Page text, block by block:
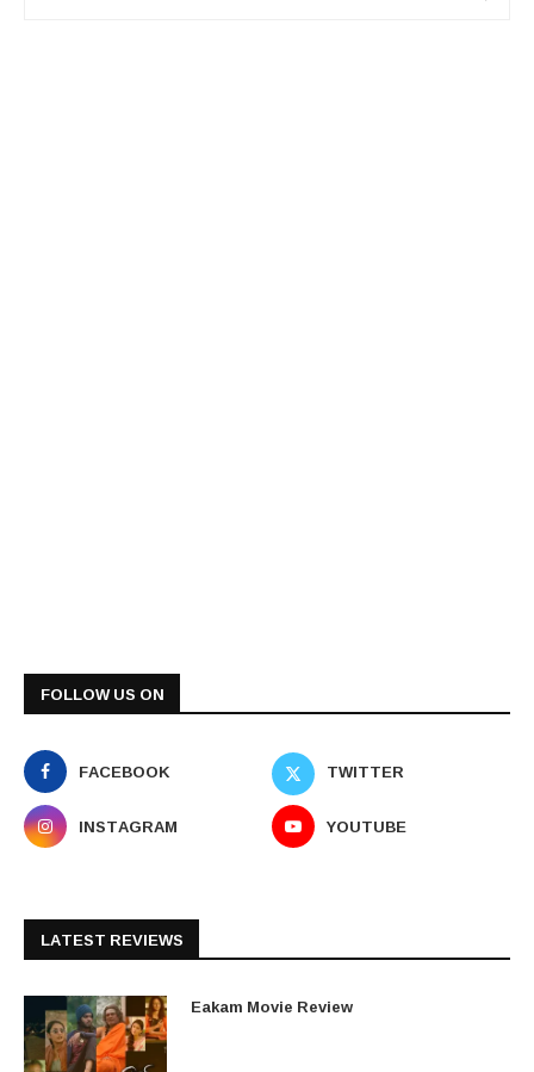
FOLLOW US ON
FACEBOOK
TWITTER
INSTAGRAM
YOUTUBE
LATEST REVIEWS
Eakam Movie Review